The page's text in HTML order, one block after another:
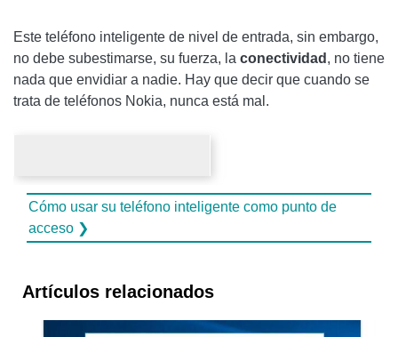
Este teléfono inteligente de nivel de entrada, sin embargo,
no debe subestimarse, su fuerza, la conectividad , no tiene
nada que envidiar a nadie. Hay que decir que cuando se
trata de teléfonos Nokia, nunca está mal.
Cómo usar su teléfono inteligente como punto de
acceso ❯
Artículos relacionados